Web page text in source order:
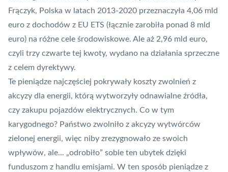
Frączyk, Polska w latach 2013-2020 przeznaczyła 4,06 mld
euro z dochodów z EU ETS (łącznie zarobiła ponad 8 mld
euro) na różne cele środowiskowe. Ale aż 2,96 mld euro,
czyli trzy czwarte tej kwoty, wydano na działania sprzeczne
z celem dyrektywy.
Te pieniądze najczęściej pokrywały koszty zwolnień z
akcyzy dla energii, którą wytworzyły odnawialne źródła,
czy zakupu pojazdów elektrycznych. Co w tym
karygodnego? Państwo zwolniło z akcyzy wytwórców
zielonej energii, więc niby zrezygnowało ze swoich
wpływów, ale... „odrobiło” sobie ten ubytek dzięki
funduszom z handlu emisjami. W ten sposób pieniądze z